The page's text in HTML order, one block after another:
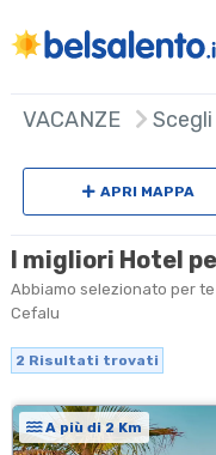
VACANZE
APRI MAPPA
I migliori Hotel
Abbiamo selezionato per
Cefalu
2 Risultati trovati
A più di 2 Km
+